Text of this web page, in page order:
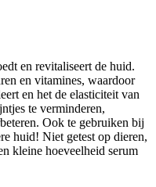
en revitaliseert de huid.
en vitamines, waardoor
en het de elasticiteit van
te verminderen,
Ook te gebruiken bij
huid! Niet getest op dieren,
kleine hoeveelheid serum